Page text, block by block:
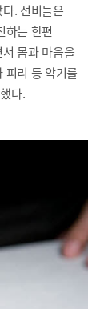
. 선비들은
하는 한편
몸과 마음을
피리 등 악기를
다.